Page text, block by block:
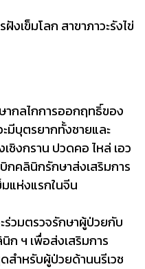
เข็มโลก สาขาภาวะรังไข่
กลไกการออกฤทธิ์ของ
ะมีบุตรยากทั้งชายและ
งกราน ปวดคอ ไหล่ เอว
กคลินิกรักษาส่งเสริมการ
แห่งแรกในจีน
ร่วมตรวจรักษาผู้ป่วยกับ
ฯ เพื่อส่งเสริมการ
สำหรับผู้ป่วยด้านนรีเวช